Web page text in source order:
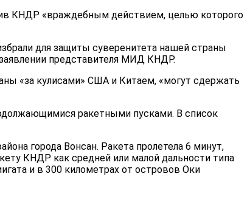
КНДР «враждебным действием, целью которого
для защиты суверенитета нашей страны
представителя МИД КНДР.
«за кулисами» США и Китаем, «могут сдержать
ракетными пусками. В список
города Вонсан. Ракета пролетела 6 минут,
КНДР как средней или малой дальности типа
и в 300 километрах от островов Оки